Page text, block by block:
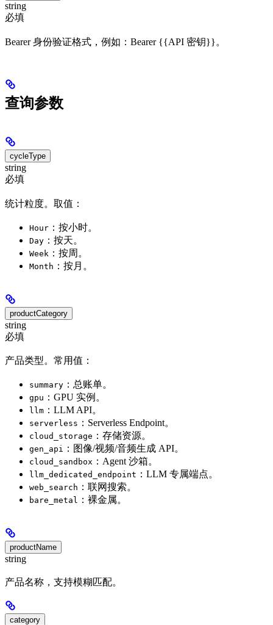
string
必填
Bearer 身份验证格式，例如：Bearer {{API 密钥}}。
查询参数
cycleType
string
必填
统计粒度。取值：
Hour ：按小时。
Day ：按天。
Week ：按周。
Month ：按月。
productCategory
string
必填
产品类型。常用值：
summary ：总账单。
gpu ：GPU 实例。
llm ：LLM API。
serverless ：Serverless Endpoint。
cloud_storage ：存储资源。
gen_api ：图像/视频/音频生成 API。
cloud_sandbox ：Agent 沙箱。
llm_dedicated_endpoint ：LLM 专属端点。
web_search ：联网搜索。
bare_metal ：裸金属。
productName
string
产品名称，支持模糊匹配。
category